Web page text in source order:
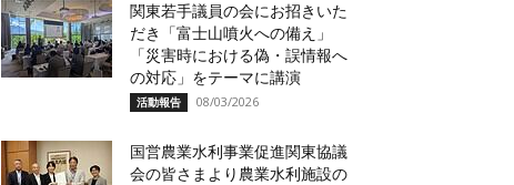
関東若手議員の会にお招きいた
だき「富士山噴火への備え」
「災害時における偽・誤情報へ
の対応」をテーマに講演
活動報告 08/03/2026
国営農業水利事業促進関東協議
会の皆さまより農業水利施設の